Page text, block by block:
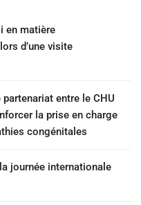
en matière
d’une visite
entre le CHU
la prise en charge
congénitales
journée internationale